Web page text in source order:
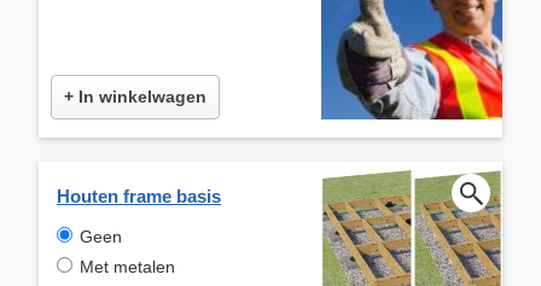
+ In winkelwagen
Houten frame basis
Geen
Met metalen